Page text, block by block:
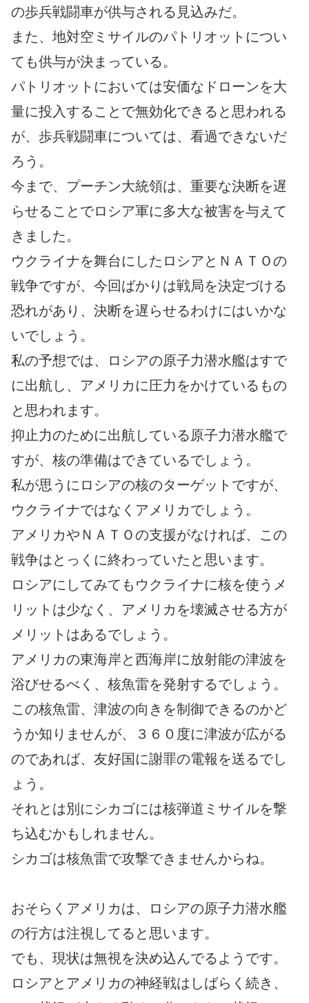
の歩兵戦闘車が供与される見込みだ。
また、地対空ミサイルのパトリオットについ
ても供与が決まっている。
パトリオットにおいては安価なドローンを大
量に投入することで無効化できると思われる
が、歩兵戦闘車については、看過できないだ
ろう。
今まで、プーチン大統領は、重要な決断を遅
らせることでロシア軍に多大な被害を与えて
きました。
ウクライナを舞台にしたロシアとＮＡＴＯの
戦争ですが、今回ばかりは戦局を決定づける
恐れがあり、決断を遅らせるわけにはいかな
いでしょう。
私の予想では、ロシアの原子力潜水艦はすで
に出航し、アメリカに圧力をかけているもの
と思われます。
抑止力のために出航している原子力潜水艦で
すが、核の準備はできているでしょう。
私が思うにロシアの核のターゲットですが、
ウクライナではなくアメリカでしょう。
アメリカやＮＡＴＯの支援がなければ、この
戦争はとっくに終わっていたと思います。
ロシアにしてみてもウクライナに核を使うメ
リットは少なく、アメリカを壊滅させる方が
メリットはあるでしょう。
アメリカの東海岸と西海岸に放射能の津波を
浴びせるべく、核魚雷を発射するでしょう。
この核魚雷、津波の向きを制御できるのかど
うか知りませんが、３６０度に津波が広がる
のであれば、友好国に謝罪の電報を送るでし
ょう。
それとは別にシカゴには核弾道ミサイルを撃
ち込むかもしれません。
シカゴは核魚雷で攻撃できませんからね。
おそらくアメリカは、ロシアの原子力潜水艦
の行方は注視してると思います。
でも、現状は無視を決め込んでるようです。
ロシアとアメリカの神経戦はしばらく続き、